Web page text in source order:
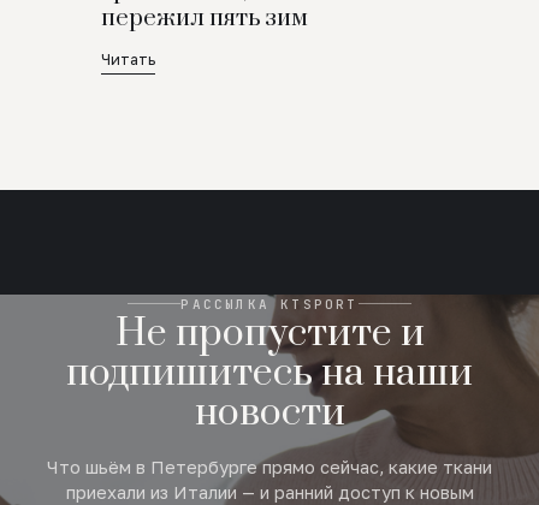
пережил пять зим
Читать
РАССЫЛКА KTSPORT
Не пропустите и
подпишитесь на наши
новости
Что шьём в Петербурге прямо сейчас, какие ткани
приехали из Италии — и ранний доступ к новым